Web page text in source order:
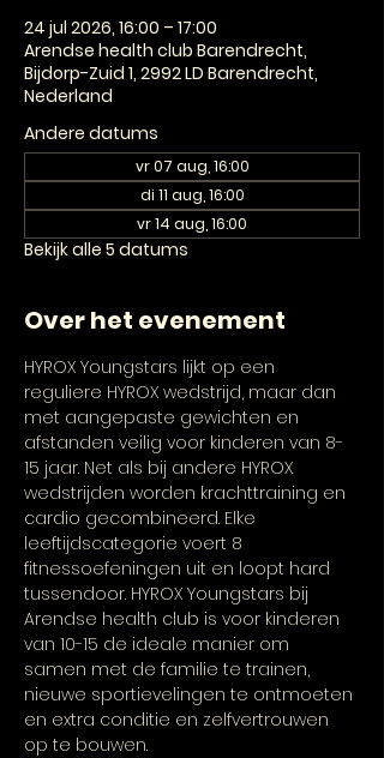
24 jul 2026, 16:00 – 17:00
Arendse health club Barendrecht,
Bijdorp-Zuid 1, 2992 LD Barendrecht,
Nederland
Andere datums
vr 07 aug, 16:00
di 11 aug, 16:00
vr 14 aug, 16:00
Bekijk alle 5 datums
Over het evenement
HYROX Youngstars lijkt op een
reguliere HYROX wedstrijd, maar dan
met aangepaste gewichten en
afstanden veilig voor kinderen van 8-
15 jaar. Net als bij andere HYROX
wedstrijden worden krachttraining en
cardio gecombineerd. Elke
leeftijdscategorie voert 8
fitnessoefeningen uit en loopt hard
tussendoor. HYROX Youngstars bij
Arendse health club is voor kinderen
van 10-15 de ideale manier om
samen met de familie te trainen,
nieuwe sportievelingen te ontmoeten
en extra conditie en zelfvertrouwen
op te bouwen.